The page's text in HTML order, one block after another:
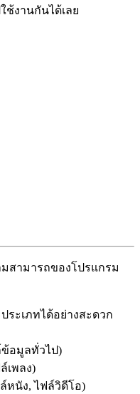
ช้งานกันได้เลย
มสามารถของโปรแกรม
ระเภทได้อย่างสะดวก
ข้อมูลทั่วไป)
เพลง)
ล์หนัง, ไฟล์วิดีโอ)